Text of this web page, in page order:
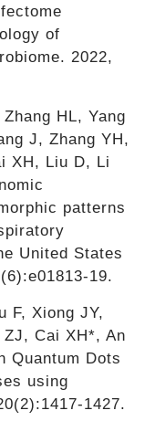
of
2022,
HL, Yang
J, Zhang YH,
XH, Liu D, Li
patterns
United States
19.
F, Xiong JY,
Cai XH*, An
Quantum Dots
using
1427.